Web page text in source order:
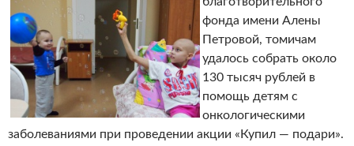
фонда имени Алены
Петровой, томичам
удалось собрать около
130 тысяч рублей в
помощь детям с
онкологическими
заболеваниями при проведении акции «Купил — подари».